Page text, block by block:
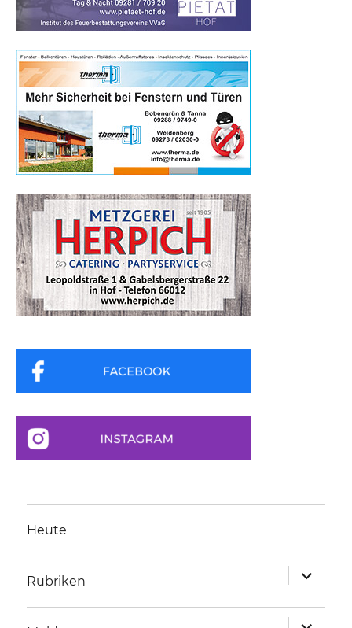
Heute
Rubriken
anzeigen